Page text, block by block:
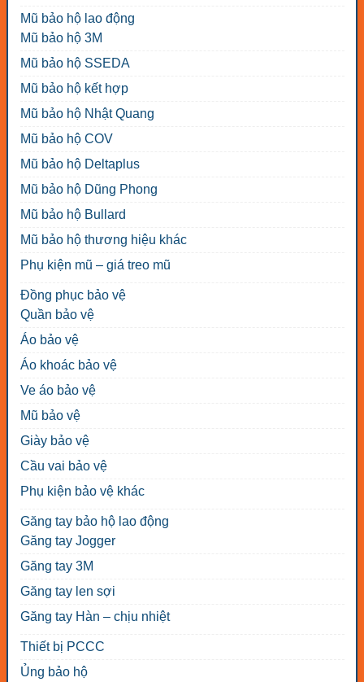
Mũ bảo hộ lao động
Mũ bảo hộ 3M
Mũ bảo hộ SSEDA
Mũ bảo hộ kết hợp
Mũ bảo hộ Nhật Quang
Mũ bảo hộ COV
Mũ bảo hộ Deltaplus
Mũ bảo hộ Dũng Phong
Mũ bảo hộ Bullard
Mũ bảo hộ thương hiệu khác
Phụ kiện mũ – giá treo mũ
Đồng phục bảo vệ
Quần bảo vệ
Áo bảo vệ
Áo khoác bảo vệ
Ve áo bảo vệ
Mũ bảo vệ
Giày bảo vệ
Cầu vai bảo vệ
Phụ kiện bảo vệ khác
Găng tay bảo hộ lao động
Găng tay Jogger
Găng tay 3M
Găng tay len sợi
Găng tay Hàn – chịu nhiệt
Thiết bị PCCC
Ủng bảo hộ